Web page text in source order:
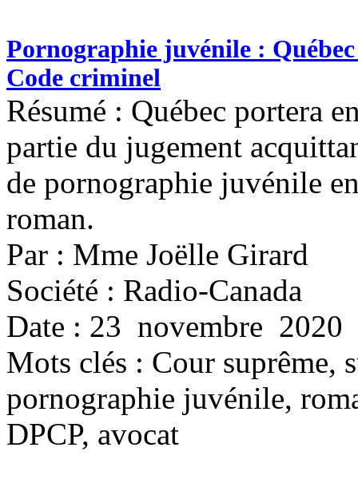
Pornographie juvénile :
Code criminel
Résumé : Québec portera
partie du jugement
de pornographie juvénile
roman.
Par : Mme Joëlle Girard
Société : Radio-Canada
Date : 23 novembre 2020
Mots clés : Cour suprême,
pornographie juvénile,
DPCP, avocat